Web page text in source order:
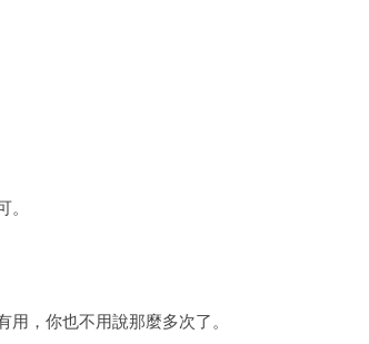
。
，你也不用說那麼多次了。